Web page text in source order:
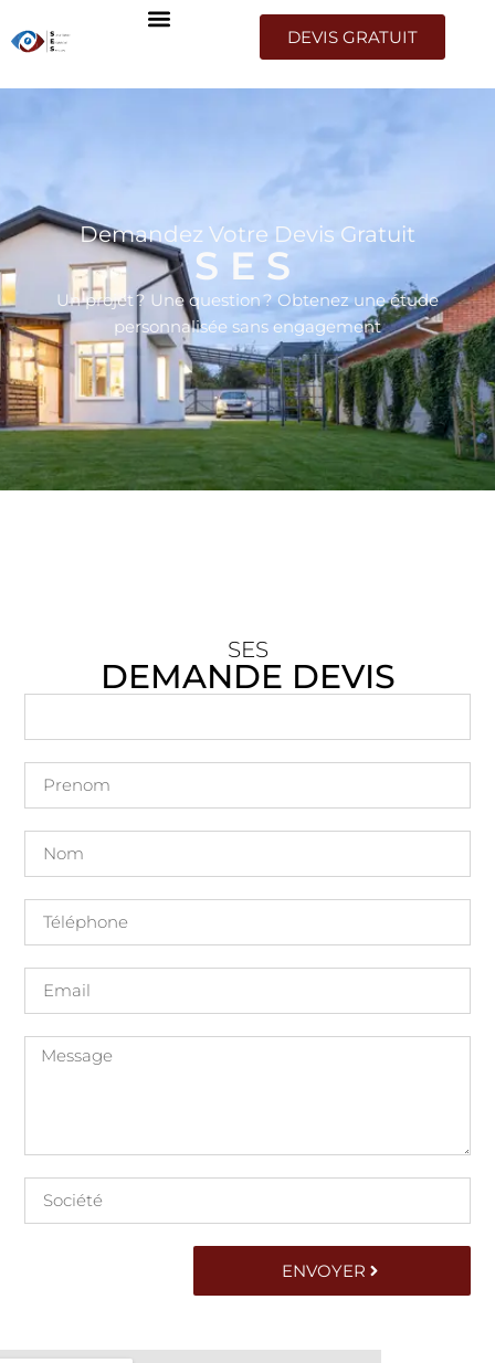
DEVIS GRATUIT
Demandez Votre Devis Gratuit
SES
Un projet ? Une question ? Obtenez une étude
personnalisée sans engagement
SES
DEMANDE DEVIS
ENVOYER